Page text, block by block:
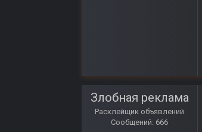
Злобная реклама
Расклейщик объявлений
Сообщений: 666